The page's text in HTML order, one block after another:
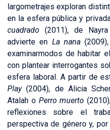
largometrajes exploran
en la esfera pública y
cuadrado (2011), de
advierte en La nana(2009),
examinarmodos de habitar
con plantear interrogantes
esfera laboral. A partir de
Play(2004), de Alicia
Atalah o Perro muerto
reflexiones sobre el
perspectiva de género y,